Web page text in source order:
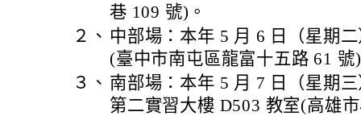
巷 109 號)。
２、 中部場：本年 5 月 6 日（星期
(臺中市南屯區龍富十五路 61 號
３、 南部場：本年 5 月 7 日（星期
第二實習大樓 D503 教室(高雄